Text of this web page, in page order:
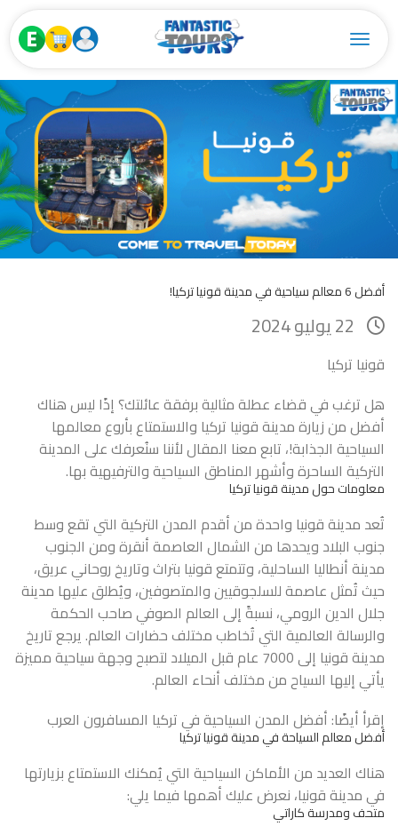
Toggle navigation
أفضل 6 معالم سياحية في مدينة قونيا تركيا!
قونيا تركيا
هل ترغب في قضاء عطلة مثالية برفقة عائلتك؟ إذًا ليس هناك
أفضل من زيارة مدينة قونيا تركيا والاستمتاع بأروع معالمها
السياحية الجذابة!، تابع معنا المقال لأننا سنُعرفك على المدينة
التركية الساحرة وأشهر المناطق السياحية والترفيهية بها.
معلومات حول مدينة قونيا تركيا
تُعد مدينة قونيا واحدة من أقدم المدن التركية التي تقع وسط
جنوب البلاد ويحدها من الشمال العاصمة أنقرة ومن الجنوب
مدينة أنطاليا الساحلية، وتتمتع قونيا بتراث وتاريخ روحاني عريق،
حيث تُمثل عاصمة للسلجوقيين والمتصوفين، ويُطلق عليها مدينة
جلال الدين الرومي، نسبةً إلى العالم الصوفي صاحب الحكمة
والرسالة العالمية التي تُخاطب مختلف حضارات العالم. يرجع تاريخ
مدينة قونيا إلى 7000 عام قبل الميلاد لتصبح وجهة سياحية مميزة
يأتي إليها السياح من مختلف أنحاء العالم.
إقرأ أيضًا:أفضل المدن السياحية في تركيا المسافرون العرب
أفضل معالم السياحة في مدينة قونيا تركيا
هناك العديد من الأماكن السياحية التي يُمكنك الاستمتاع بزيارتها
في مدينة قونيا، نعرض عليك أهمها فيما يلي:
متحف ومدرسة كاراتي